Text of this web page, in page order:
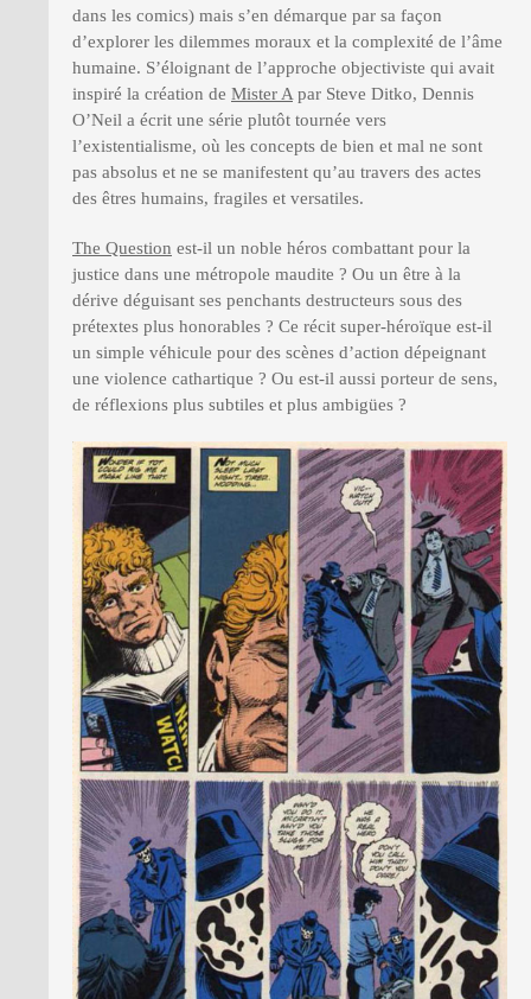
dans les comics) mais s’en démarque par sa façon
d’explorer les dilemmes moraux et la complexité de l’âme
humaine. S’éloignant de l’approche objectiviste qui avait
inspiré la création de Mister A par Steve Ditko, Dennis
O’Neil a écrit une série plutôt tournée vers
l’existentialisme, où les concepts de bien et mal ne sont
pas absolus et ne se manifestent qu’au travers des actes
des êtres humains, fragiles et versatiles.
The Question est-il un noble héros combattant pour la
justice dans une métropole maudite ? Ou un être à la
dérive déguisant ses penchants destructeurs sous des
prétextes plus honorables ? Ce récit super-héroïque est-il
un simple véhicule pour des scènes d’action dépeignant
une violence cathartique ? Ou est-il aussi porteur de sens,
de réflexions plus subtiles et plus ambigües ?